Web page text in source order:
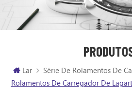
Lar Série De Rolamentos De
Rolamentos De Carregador De